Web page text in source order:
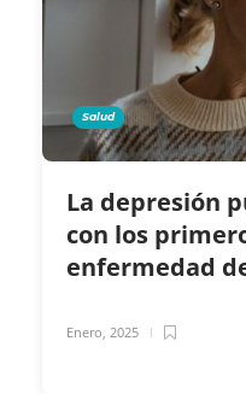
Salud
La depresión
con los
enfermedad
Enero, 2025